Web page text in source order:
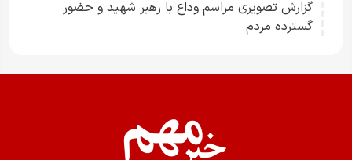
گزارش تصویری مراسم وداع با رهبر شهید و حضور
گسترده مردم